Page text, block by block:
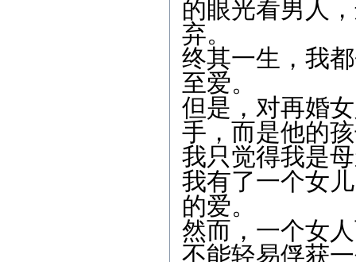
的眼光看男人
弃。
终其一生，我
至爱。
但是，对再婚
手，而是他的
我只觉得我是
我有了一个女
的爱。
然而，一个女
不能轻易俘获